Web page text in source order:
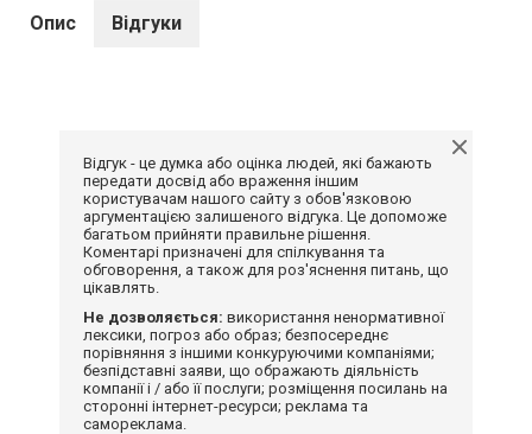
Опис Відгуки
Відгук - це думка або оцінка людей, які бажають
передати досвід або враження іншим
користувачам нашого сайту з обов'язковою
аргументацією залишеного відгука. Це допоможе
багатьом прийняти правильне рішення.
Коментарі призначені для спілкування та
обговорення, а також для роз'яснення питань, що
цікавлять.
Не дозволяється: використання ненормативної
лексики, погроз або образ; безпосереднє
порівняння з іншими конкуруючими компаніями;
безпідставні заяви, що ображають діяльність
компанії і / або її послуги; розміщення посилань на
сторонні інтернет-ресурси; реклама та
самореклама.